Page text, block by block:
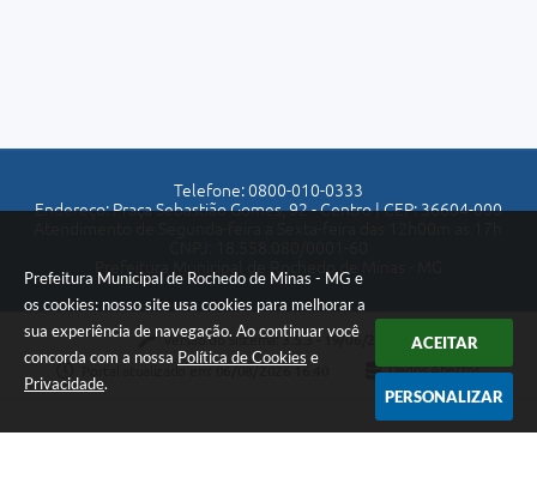
Prefeitura Municipal de Rochedo de Minas - MG e
os cookies: nosso site usa cookies para melhorar a
sua experiência de navegação. Ao continuar você
concorda com a nossa Política de Cookies e
Privacidade.
ACEITAR
PERSONALIZAR
Telefone: 0800-010-0333
Endereço: Praça Sebastião Gomes, 92 - Centro | CEP: 36604-000
Versão do Sistema:3.5.3 - 19/06/2026
Portal atualizado em:06/08/2026 16:40 Dados Abertos